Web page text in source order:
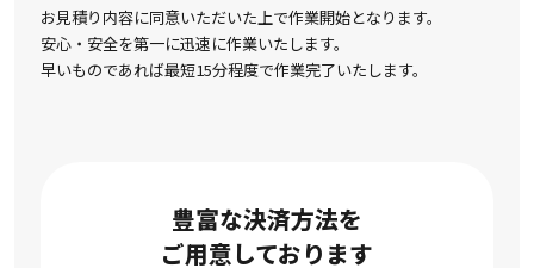
お見積り内容に同意いただいた上で作業開始となります。
安心・安全を第一に迅速に作業いたします。
早いものであれば最短15分程度で作業完了いたします。
豊富な決済方法を
ご用意しております